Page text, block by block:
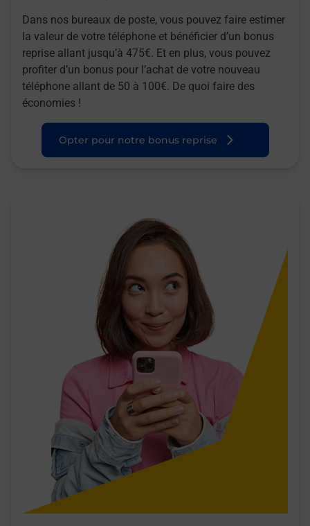
Dans nos bureaux de poste, vous pouvez faire estimer
la valeur de votre téléphone et bénéficier d’un bonus
reprise allant jusqu’à 475€. Et en plus, vous pouvez
profiter d’un bonus pour l’achat de votre nouveau
téléphone allant de 50 à 100€. De quoi faire des
économies !
Opter pour notre bonus reprise